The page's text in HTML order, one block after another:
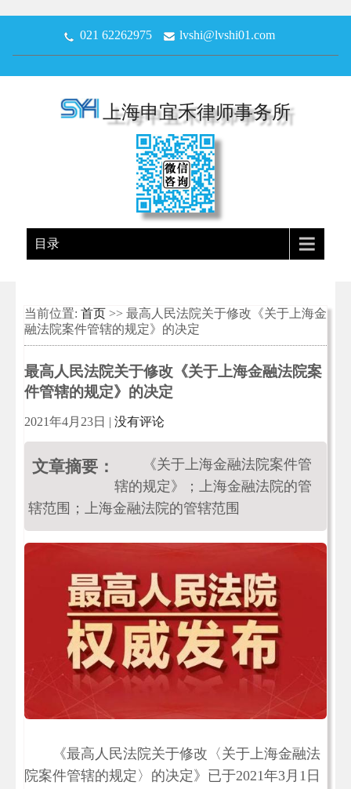
021 62262975 lvshi@lvshi01.com
上海申宜禾律师事务所
目录
当前位置: 首页 >> 最高人民法院关于修改《关于上海金
融法院案件管辖的规定》的决定
最高人民法院关于修改《关于上海金融法院案
件管辖的规定》的决定
2021年4月23日 | 没有评论
文章摘要：
《关于上海金融法院案件管
辖的规定》；上海金融法院的管
辖范围；上海金融法院的管辖范围
《最高人民法院关于修改〈关于上海金融法
院案件管辖的规定〉的决定》已于2021年3月1日